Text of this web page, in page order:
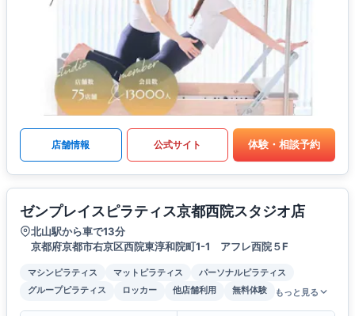
店舗情報 公式サイト 体験・相談予約
ゼンプレイスピラティス京都西院スタジオ店
北山駅から車で13分
京都府京都市右京区西院東淳和院町1-1 アフレ西院５F
マシンピラティス マットピラティス
パーソナルピラティス
グループピラティス
ロッカー 他店舗利用 無料体験 もっと見る